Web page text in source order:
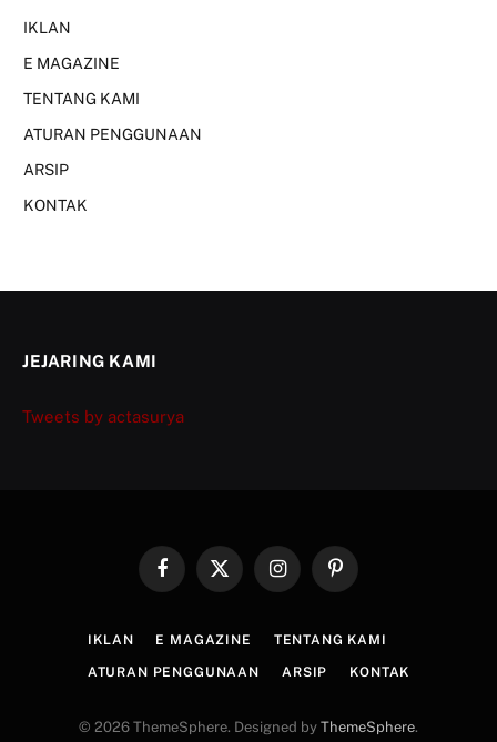
IKLAN
E MAGAZINE
TENTANG KAMI
ATURAN PENGGUNAAN
ARSIP
KONTAK
JEJARING KAMI
Tweets by actasurya
FacebookX
InstagramPinterest
IKLAN E MAGAZINE TENTANG KAMI
ATURAN PENGGUNAAN ARSIP KONTAK
© 2026 ThemeSphere. Designed by ThemeSphere.